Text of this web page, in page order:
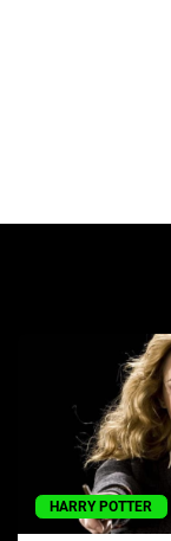
HARRY POTTER